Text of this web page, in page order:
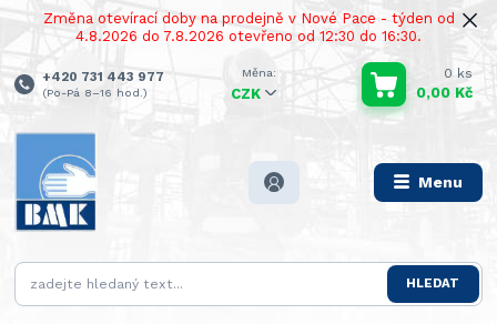
Změna otevírací doby na prodejně v Nové Pace - týden od
4.8.2026 do 7.8.2026 otevřeno od 12:30 do 16:30.
Menu
CZK
HLEDAT
+420 731 443 977
(Po-Pá 8–16 hod.)
0 ks
0,00 Kč